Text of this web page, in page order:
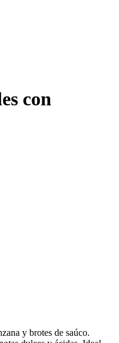
con
y brotes de saúco.